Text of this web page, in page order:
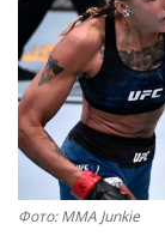
СПЕЦПРОЕКТЫ
СПОРТ
Чек-лист
РАЗВЛЕЧЕНИЯ
Фото: MMA Junkie